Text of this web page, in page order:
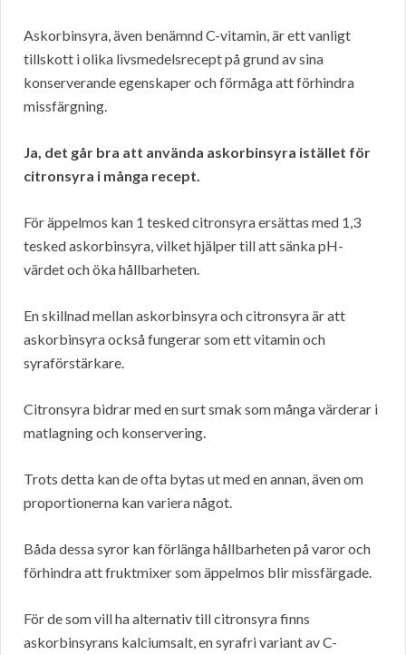
Askorbinsyra, även benämnd C-vitamin, är ett vanligt
tillskott i olika livsmedelsrecept på grund av sina
konserverande egenskaper och förmåga att förhindra
missfärgning.
Ja, det går bra att använda askorbinsyra istället för
citronsyra i många recept.
För äppelmos kan 1 tesked citronsyra ersättas med 1,3
tesked askorbinsyra, vilket hjälper till att sänka pH-
värdet och öka hållbarheten.
En skillnad mellan askorbinsyra och citronsyra är att
askorbinsyra också fungerar som ett vitamin och
syraförstärkare.
Citronsyra bidrar med en surt smak som många värderar i
matlagning och konservering.
Trots detta kan de ofta bytas ut med en annan, även om
proportionerna kan variera något.
Båda dessa syror kan förlänga hållbarheten på varor och
förhindra att fruktmixer som äppelmos blir missfärgade.
För de som vill ha alternativ till citronsyra finns
askorbinsyrans kalciumsalt, en syrafri variant av C-